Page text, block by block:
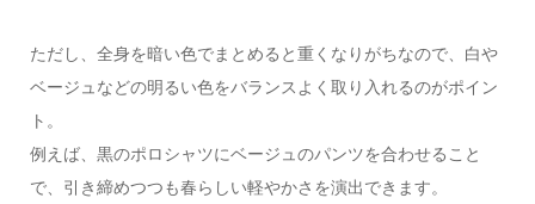
ただし、全身を暗い色でまとめると重くなりがちなので、白や
ベージュなどの明るい色をバランスよく取り入れるのがポイン
ト。
例えば、黒のポロシャツにベージュのパンツを合わせること
で、引き締めつつも春らしい軽やかさを演出できます。